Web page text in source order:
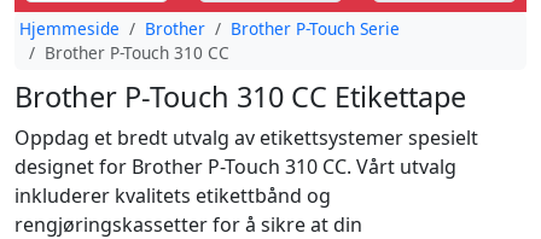
Hjemmeside Brother
Brother P-Touch Serie
Brother P-Touch 310 CC
Brother P-Touch 310 CC Etikettape
Oppdag et bredt utvalg av etikettsystemer spesielt
designet for Brother P-Touch 310 CC. Vårt utvalg
inkluderer kvalitets etikettbånd og
rengjøringskassetter for å sikre at din